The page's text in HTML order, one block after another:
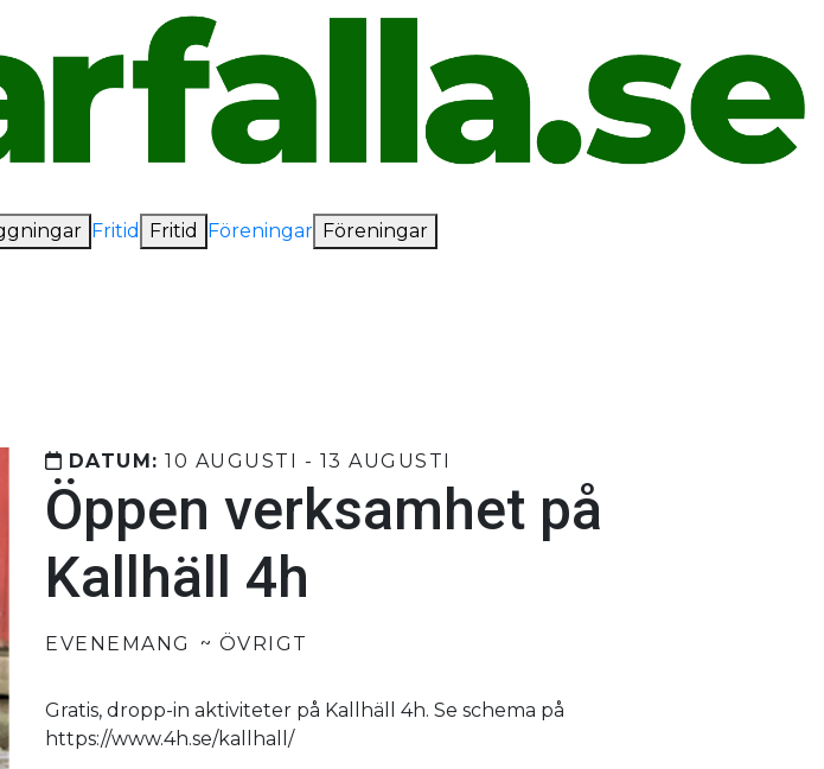
Fritid Fritid Föreningar Föreningar
DATUM: 10 AUGUSTI - 13 AUGUSTI
Öppen verksamhet på
Kallhäll 4h
EVENEMANG ÖVRIGT
Gratis, dropp-in aktiviteter på Kallhäll 4h. Se schema på
https://www.4h.se/kallhall/